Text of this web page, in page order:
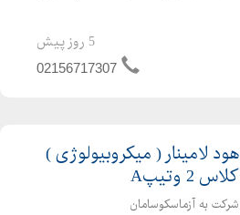
اسكلت بندي : از پروفيل فولادي استاندارد
به سطح مقطع30 * 30 یا 30* 50 با رنگ
5 روز پیش
02156717307
هود لامینار ( میکروبیولوژی )
کلاس 2 وتیپA
شرکت به آزماسکوسامان